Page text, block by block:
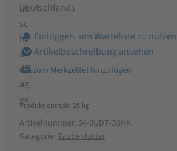
Deutschlands
Einloggen, um Warteliste zu nutzen
Artikelbeschreibung ansehen
Produkt enthält: 25 kg
Artikelnummer: 54-0UDT-O3HK
Kategorie: Taubenfutter